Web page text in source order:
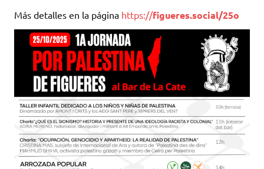
Más detalles en la página https://figueres.social/25o